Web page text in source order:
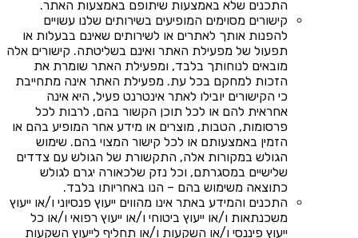
התכנים שלא באמצעות שיתופם באמצעות האתר.
קישורים מסוימים המופיעים בשירותים שלנו עשויים
להפנות אותך לאתרים או לשירותים שאינם בבעלות או
תפעול של מפעילת האתר ואינם בשליטתה. קישורים אלה
מובאים לנוחותך בלבד, ומפעילת האתר שומרת את
הזכות למחקם בכל עת. מפעילת האתר אינה מתחייבת
כי הקישורים יובילו לאתר אינטרנט פעיל, היא אינה
אחראית להם או לכל תוכן הקשור בהם, לרבות לכל
פרסומות, הטבות, מוצרים או מידע אחר המופיע בהם או
הזמין באמצעותם או לכל קישור המצוי בהם. שימוש
הגולש במקורות אלה, התקשורת של הגולש עם צדדים
שלישיים במסגרתם, וכל נזק שלכאורה יגרם לגולש
כתוצאה משימוש בהם – הנו באחריותו בלבד.
התכנים והמידע באתר אינו מהווים ייעוץ פנסיוני ו/או ייעוץ
משכנתאות ו/או ייעוץ ביטוחי ו/או ייעוץ רפואי ו/או כל
ייעוץ פיננסי ו/או השקעות ו/או תחליף לייעוץ השקעות